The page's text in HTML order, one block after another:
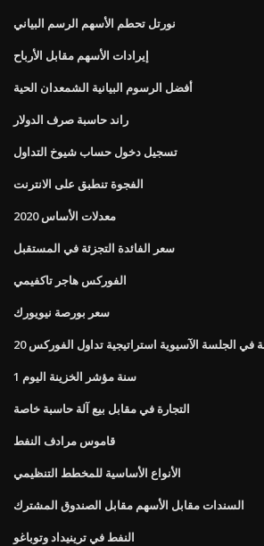
نورتل تحطم الأسهم الرسم البياني
إيرادات الأسهم مقابل الأرباح
أفضل الرسوم البيانية الشمعدان الحية
راند حاسبة صرف الدولار
تسجيل دخول حساب شيوخ التداول
الفجوة تنطبق على الانترنت
معدلات الأساس 2020
سعر الفائدة التجزئة في المستقبل
الفوركس هاجر تاكفيمي
سعر بورصة نيويورك
في الجلسة الآسيوية استراتيجية تداول الفوركس
1 سنة مؤشر الخزينة اليوم
التجارة في مقابل بيع آلة حاسبة خاصة
قاموس مرادف النفط
الأنواع الأساسية للمخطط التنظيمي
السندات مقابل الأسهم مقابل الصندوق المشترك
النفط في ترينيداد وتوباغو